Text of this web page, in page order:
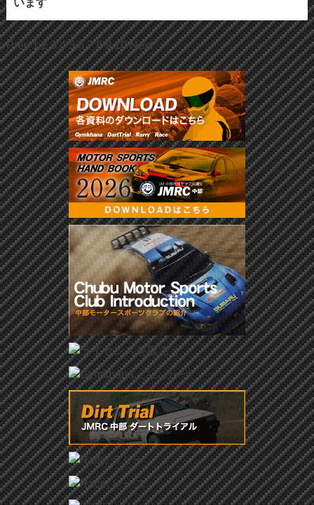
います
Prev 1 2 3 4 5 6 7 8 9 10 Next